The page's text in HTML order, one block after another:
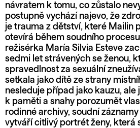
návratem k tomu, co zůstalo
postupně vychází najevo, že
je trauma z dětství, které Mailin
otevírá během soudního
režisérka María Silvia Esteve
sedmi let strávených se ženou,
spravedlnost za sexuální
setkala jako dítě ze strany
nesleduje případ jako kauzu, ale
k paměti a snahy porozumět
rodinné archivy, soudní
vytváří citlivý portrét ženy, která